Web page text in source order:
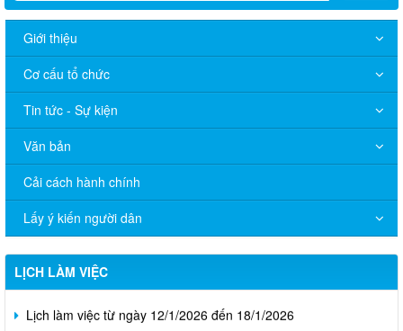
Giới thiệu
Cơ cấu tổ chức
Tin tức - Sự kiện
Văn bản
Cải cách hành chính
Lấy ý kiến người dân
LỊCH LÀM VIỆC
Lịch làm việc từ ngày 12/1/2026 đến 18/1/2026